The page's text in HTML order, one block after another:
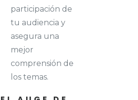
participación de
tu audiencia y
asegura una
mejor
comprensión de
los temas.